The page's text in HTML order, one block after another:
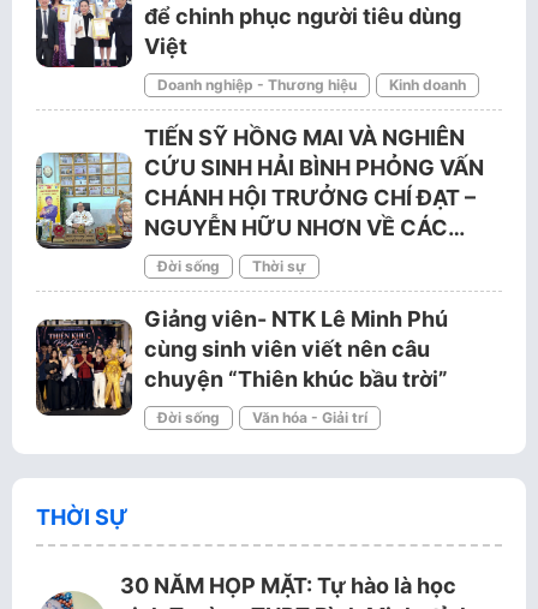
để chinh phục người tiêu dùng
Việt
Doanh nghiệp - Thương hiệu Kinh doanh
TIẾN SỸ HỒNG MAI VÀ NGHIÊN
CỨU SINH HẢI BÌNH PHỎNG VẤN
CHÁNH HỘI TRƯỞNG CHÍ ĐẠT –
NGUYỄN HỮU NHƠN VỀ CÁC…
Đời sống Thời sự
Giảng viên- NTK Lê Minh Phú
cùng sinh viên viết nên câu
chuyện “Thiên khúc bầu trời”
Đời sống Văn hóa - Giải trí
THỜI SỰ
30 NĂM HỌP MẶT: Tự hào là học